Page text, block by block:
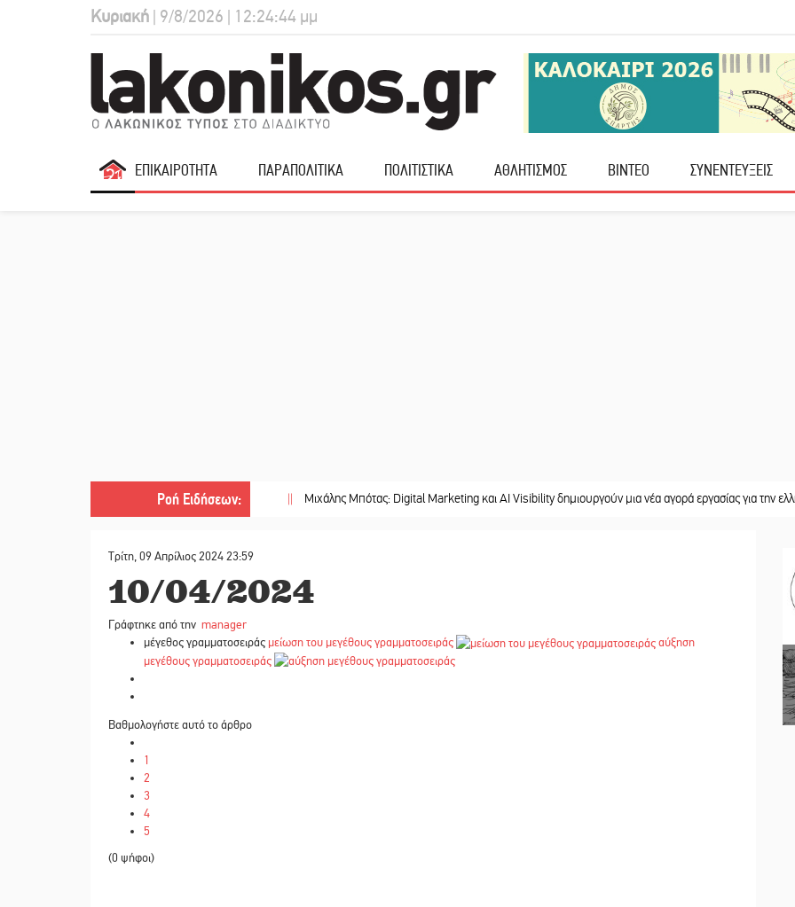
Κυριακή | 9/8/2026 | 12:24:45 μμ
ΕΠΙΚΑΙΡΟΤΗΤΑ ΠΑΡΑΠΟΛΙΤΙΚΑ ΠΟΛΙΤΙΣΤΙΚΑ ΑΘΛΗΤΙΣΜΟΣ ΒΙΝΤΕΟ ΣΥΝΕΝΤΕΥΞΕΙΣ
Ροή Ειδήσεων:
|| Μιχάλης Μπότας: Digital Marketing και AI Visibility δημιουργούν μια νέα αγορά εργασίας για την ελληνική
Τρίτη, 09 Απρίλιος 2024 23:59
10/04/2024
Γράφτηκε από την manager
μέγεθος γραμματοσειράς μείωση του μεγέθους γραμματοσειράς
αύξηση
μεγέθους γραμματοσειράς
Βαθμολογήστε αυτό το άρθρο
1
2
3
4
5
(0 ψήφοι)